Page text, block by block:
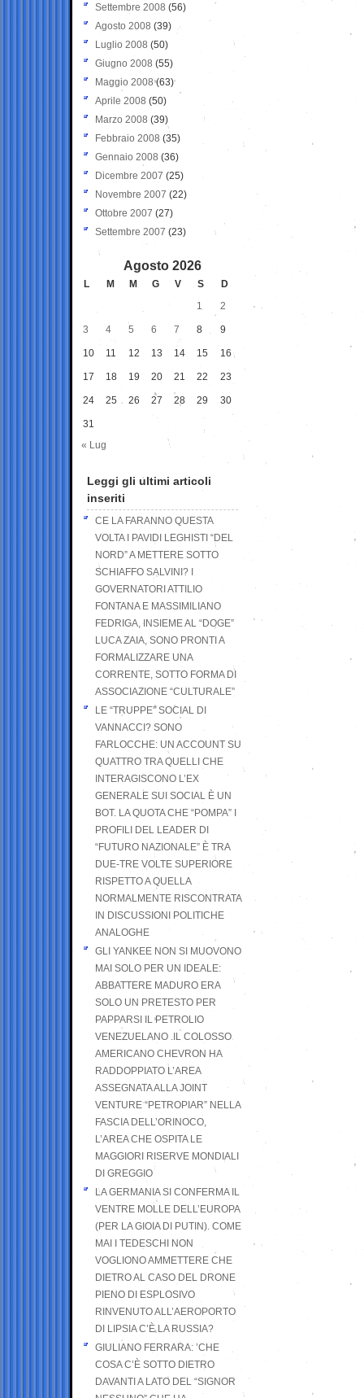
Settembre 2008 (56)
Agosto 2008 (39)
Luglio 2008 (50)
Giugno 2008 (55)
Maggio 2008(63)
Aprile 2008 (50)
Marzo 2008 (39)
Febbraio 2008 (35)
Gennaio 2008 (36)
Dicembre 2007 (25)
Novembre 2007 (22)
Ottobre 2007 (27)
Settembre 2007 (23)
Agosto 2026
L M M G V S
D
1
2
3 4 5 6 7 8 9
10 11 12 13 14 15 16
17 18 19 20 21 22 23
24 25 26 27 28 29 30
31
« Lug
Leggi gli ultimi articoli
inseriti
CE LA FARANNO QUESTA
VOLTA I PAVIDI LEGHISTI “DEL
NORD” A METTERE SOTTO
SCHIAFFO SALVINI? I
GOVERNATORI ATTILIO
FONTANA E MASSIMILIANO
FEDRIGA, INSIEME AL “DOGE”
LUCA ZAIA, SONO PRONTI A
FORMALIZZARE UNA
CORRENTE, SOTTO FORMA DI
ASSOCIAZIONE “CULTURALE”
LE “TRUPPE” SOCIAL DI
VANNACCI? SONO
FARLOCCHE: UN ACCOUNT SU
QUATTRO TRA QUELLI CHE
INTERAGISCONO L’EX
GENERALE SUI SOCIAL È UN
BOT. LA QUOTA CHE “POMPA” I
PROFILI DEL LEADER DI
“FUTURO NAZIONALE” È TRA
DUE-TRE VOLTE SUPERIORE
RISPETTO A QUELLA
NORMALMENTE RISCONTRATA
IN DISCUSSIONI POLITICHE
ANALOGHE
GLI YANKEE NON SI MUOVONO
MAI SOLO PER UN IDEALE:
ABBATTERE MADURO ERA
SOLO UN PRETESTO PER
PAPPARSI IL PETROLIO
VENEZUELANO .IL COLOSSO
AMERICANO CHEVRON HA
RADDOPPIATO L’AREA
ASSEGNATA ALLA JOINT
VENTURE “PETROPIAR” NELLA
FASCIA DELL’ORINOCO,
L’AREA CHE OSPITA LE
MAGGIORI RISERVE MONDIALI
DI GREGGIO
LA GERMANIA SI CONFERMA IL
VENTRE MOLLE DELL’EUROPA
(PER LA GIOIA DI PUTIN). COME
MAI I TEDESCHI NON
VOGLIONO AMMETTERE CHE
DIETRO AL CASO DEL DRONE
PIENO DI ESPLOSIVO
RINVENUTO ALL’AEROPORTO
DI LIPSIA C’È LA RUSSIA?
GIULIANO FERRARA: ’CHE
COSA C’È SOTTO DIETRO
DAVANTI A LATO DEL “SIGNOR